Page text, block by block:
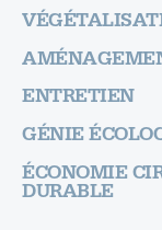
ENTRETIEN
GÉNIE
ÉCONOMIE
DURABLE